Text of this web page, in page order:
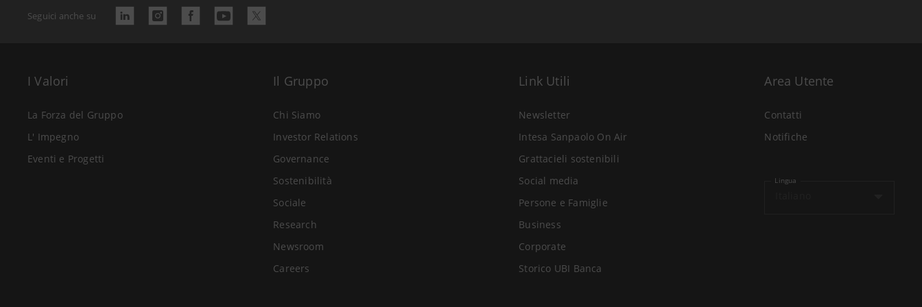
Seguici anche su
I Valori
La Forza del Gruppo
L' Impegno
Eventi e Progetti
Il Gruppo
Chi Siamo
Investor Relations
Governance
Sostenibilità
Sociale
Research
Newsroom
Careers
Link Utili
Newsletter
Intesa Sanpaolo On Air
Grattacieli sostenibili
Social media
Persone e Famiglie
Business
Corporate
Storico UBI Banca
Area Utente
Contatti
Notifiche
Lingua